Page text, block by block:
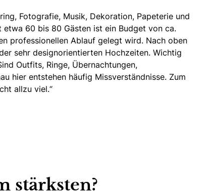
, Fotografie, Musik, Dekoration, Papeterie und
60 bis 80 Gästen ist ein Budget von ca.
professionellen Ablauf gelegt wird. Nach oben
sehr designorientierten Hochzeiten. Wichtig
Outfits, Ringe, Übernachtungen,
hier entstehen häufig Missverständnisse. Zum
allzu viel.“
stärksten?